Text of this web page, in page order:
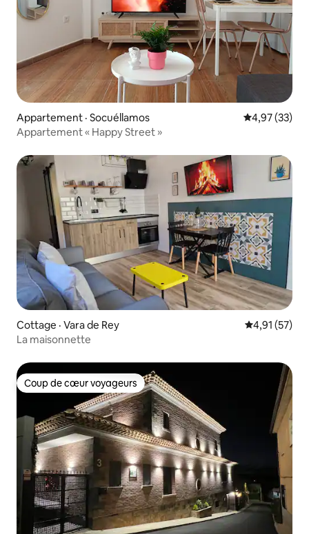
Appartement · Socuéllamos Note
4,97 (33)
Appartement « Happy Street »
Cottage · Vara de Rey Note
4,91 (57)
La maisonnette
Coup de cœur voyageurs
Coup de cœur voyageurs